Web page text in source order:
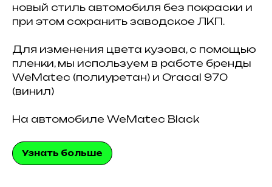
новый стиль автомобиля без покраски и
при этом сохранить заводское ЛКП.
Для изменения цвета кузова, с помощью
пленки, мы используем в работе бренды
WeMatec (полиуретан) и Oracal 970
(винил)
На автомобиле WeMatec Black
Узнать больше